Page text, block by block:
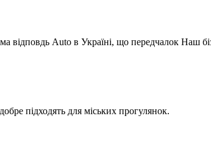
відповдь Auto в Україні, що передчалок Наш
підходять для міських прогулянок.